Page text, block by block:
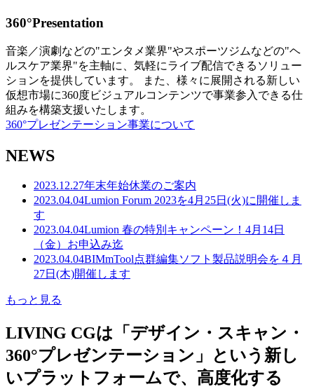
360°Presentation
音楽／演劇などの"エンタメ業界"やスポーツジムなどの"ヘ
ルスケア業界"を主軸に、気軽にライブ配信できるソリュー
ションを提供しています。 また、様々に展開される新しい
仮想市場に360度ビジュアルコンテンツで事業参入できる仕
組みを構築支援いたします。
360°プレゼンテーション事業について
NEWS
2023.12.27年末年始休業のご案内
2023.04.04Lumion Forum 2023を4月25日(火)に開催しま
す
2023.04.04Lumion 春の特別キャンペーン！4月14日
（金）お申込み迄
2023.04.04BIMmTool点群編集ソフト製品説明会を４月
27日(木)開催します
もっと見る
LIVING CGは「デザイン・スキャン・
360°プレゼンテーション」という新し
いプラットフォームで、高度化する